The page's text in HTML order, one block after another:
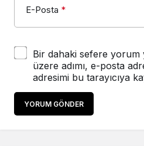
E-Posta *
Bir dahaki sefere yorum
üzere adımı, e-posta
adresimi bu tarayıcıya
YORUM GÖNDER